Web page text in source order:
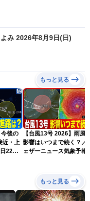
み 2026年8月9日(日)
もっと見る
今後の
近・上
22時
【台風13号 2026】雨風
影響はいつまで続く？／
ェザーニュース気象予報
もっと見る